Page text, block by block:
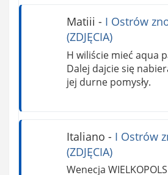
Matiii - I Ostrów
(ZDJĘCIA)
H wiliście mieć aqua
Dalej dajcie się
jej durne pomysły.
Italiano - I Ostrów
(ZDJĘCIA)
Wenecja